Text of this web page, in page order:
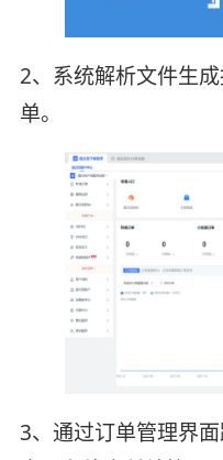
2、系统解析文件生
单。
3、通过订单管理界